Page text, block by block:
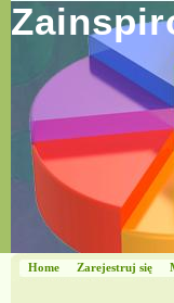
Home Zarejestruj się